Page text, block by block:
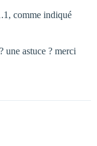
comme indiqué
une astuce ? merci